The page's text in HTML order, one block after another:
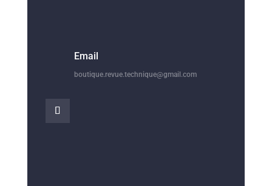
Email
boutique.revue.technique@gmail.com